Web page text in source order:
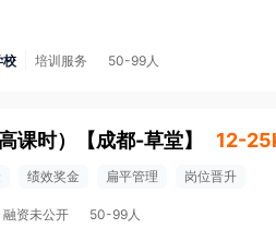
校 培训服务 50-99人
课时） 【成都-草堂】 12-
绩效奖金 扁平管理 岗位晋升
融资未公开 50-99人